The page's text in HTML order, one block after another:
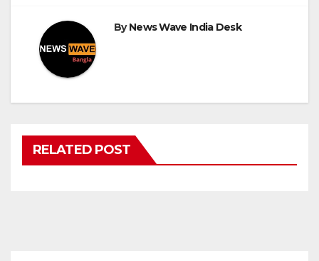
ByNews Wave India Desk
RELATED POST